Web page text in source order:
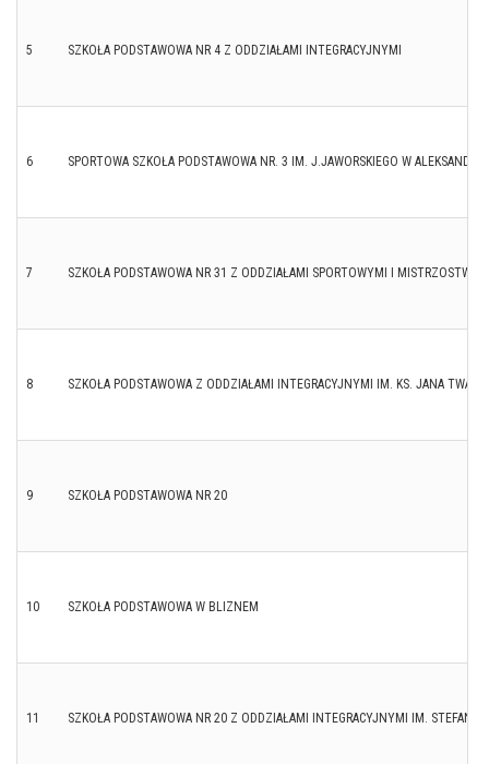
5 SZKOŁA PODSTAWOWA NR 4 Z ODDZIAŁAMI INTEGRACYJNYMI
6 SPORTOWA SZKOŁA PODSTAWOWA NR. 3 IM. J.JAWORSKIEGO W
7 SZKOŁA PODSTAWOWA NR 31 Z ODDZIAŁAMI SPORTOWYMI I MISTRZOSTWA
8 SZKOŁA PODSTAWOWA Z ODDZIAŁAMI INTEGRACYJNYMI IM. KS. JANA
9 SZKOŁA PODSTAWOWA NR 20
10 SZKOŁA PODSTAWOWA W BLIZNEM
11 SZKOŁA PODSTAWOWA NR 20 Z ODDZIAŁAMI INTEGRACYJNYMI IM. STEFANA